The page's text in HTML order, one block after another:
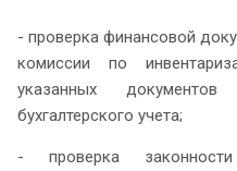
- проверка финансовой
комиссии по
указанных
бухгалтерского учета;
- проверка